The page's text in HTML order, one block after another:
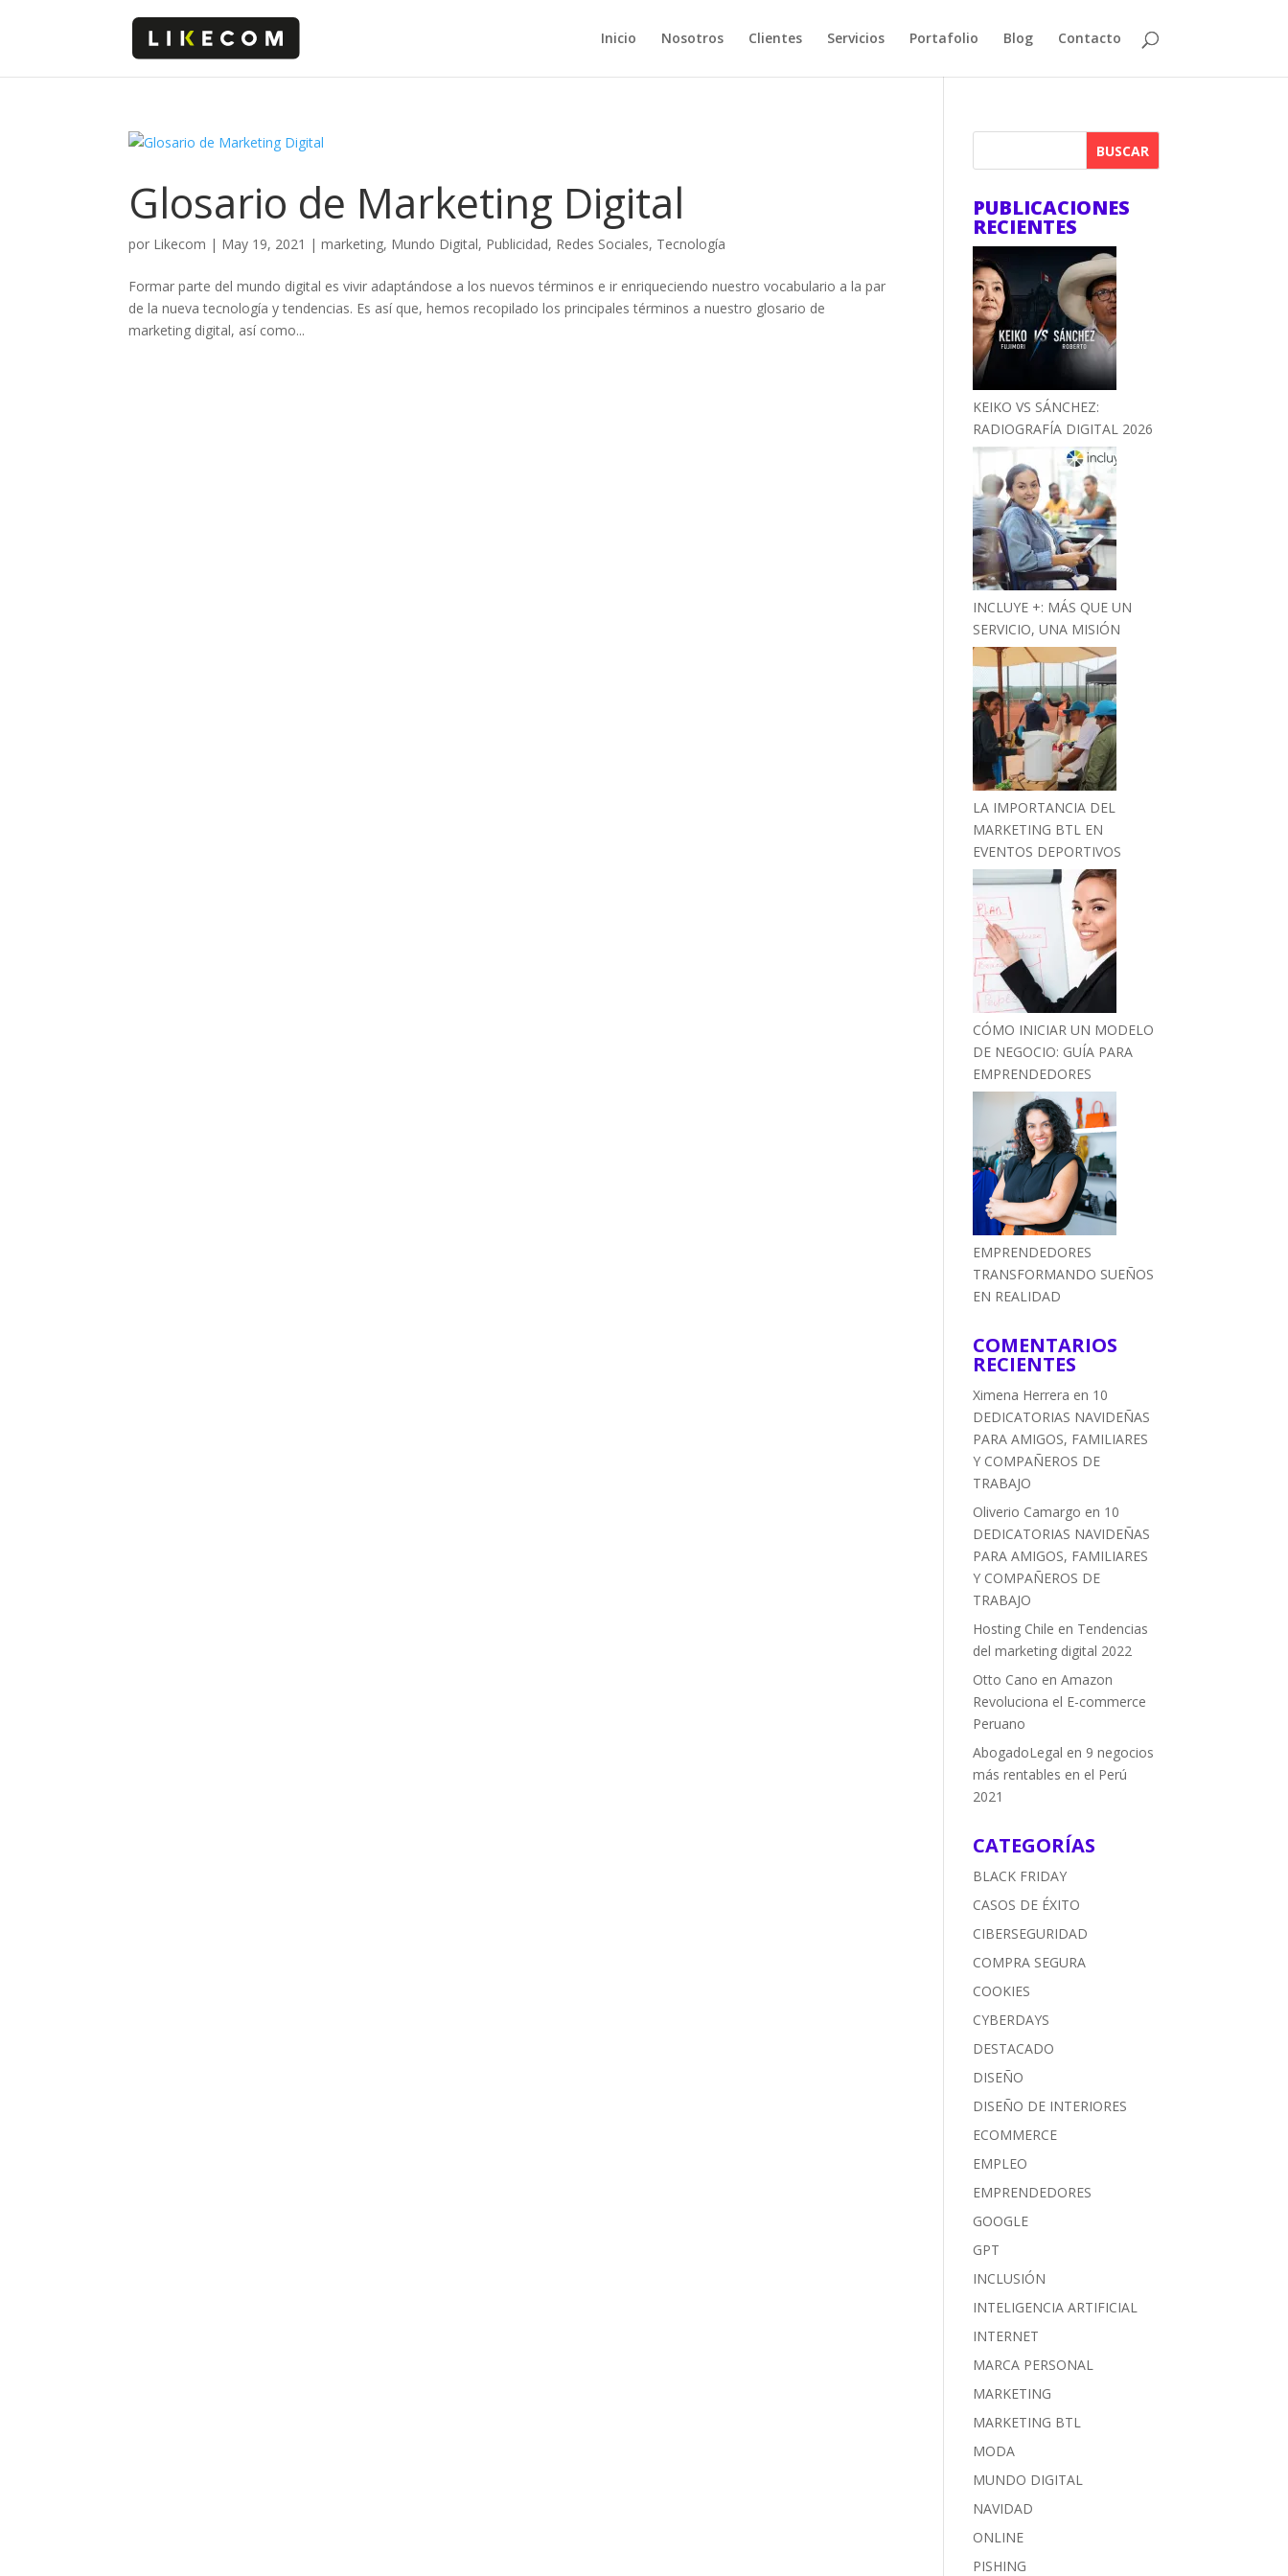
Inicio Nosotros Clientes Servicios Portafolio Blog Contacto
Glosario de Marketing Digital
por Likecom | May 19, 2021 |marketing, Mundo Digital, Publicidad, Redes Sociales, Tecnología
Formar parte del mundo digital es vivir adaptándose a los nuevos términos e ir enriqueciendo nuestro vocabulario a la par
de la nueva tecnología y tendencias. Es así que, hemos recopilado los principales términos a nuestro glosario de
marketing digital, así como...
BUSCAR
PUBLICACIONES
RECIENTES
KEIKO VS SÁNCHEZ:
RADIOGRAFÍA DIGITAL 2026
INCLUYE +: MÁS QUE UN
SERVICIO, UNA MISIÓN
LA IMPORTANCIA DEL
MARKETING BTL EN
EVENTOS DEPORTIVOS
CÓMO INICIAR UN MODELO
DE NEGOCIO: GUÍA PARA
EMPRENDEDORES
EMPRENDEDORES
TRANSFORMANDO SUEÑOS
EN REALIDAD
COMENTARIOS
RECIENTES
Ximena Herrera en 10
DEDICATORIAS NAVIDEÑAS
PARA AMIGOS, FAMILIARES
Y COMPAÑEROS DE
TRABAJO
Oliverio Camargo en 10
DEDICATORIAS NAVIDEÑAS
PARA AMIGOS, FAMILIARES
Y COMPAÑEROS DE
TRABAJO
Hosting Chile en Tendencias
del marketing digital 2022
Otto Cano enAmazon
Revoluciona el E-commerce
Peruano
AbogadoLegal en 9 negocios
más rentables en el Perú
2021
CATEGORÍAS
BLACK FRIDAY
CASOS DE ÉXITO
CIBERSEGURIDAD
COMPRA SEGURA
COOKIES
CYBERDAYS
DESTACADO
DISEÑO
DISEÑO DE INTERIORES
ECOMMERCE
EMPLEO
EMPRENDEDORES
GOOGLE
GPT
INCLUSIÓN
INTELIGENCIA ARTIFICIAL
INTERNET
MARCA PERSONAL
MARKETING
MARKETING BTL
MODA
MUNDO DIGITAL
NAVIDAD
ONLINE
PISHING